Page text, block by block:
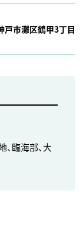
戸市灘区鶴甲3丁目
臨海部、大